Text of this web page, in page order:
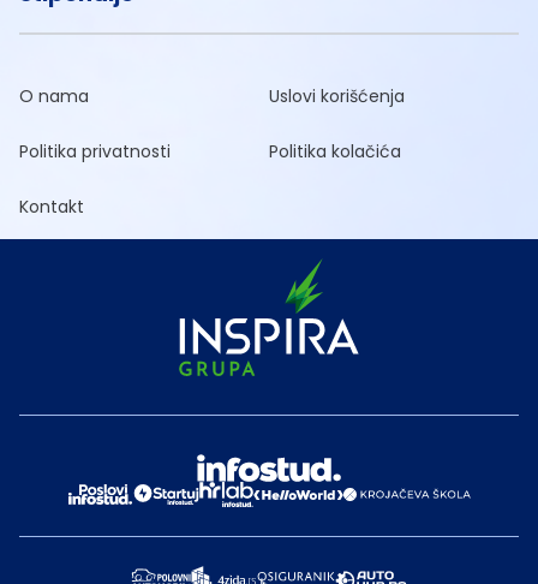
O nama Uslovi korišćenja
Politika privatnosti Politika kolačića
Kontakt